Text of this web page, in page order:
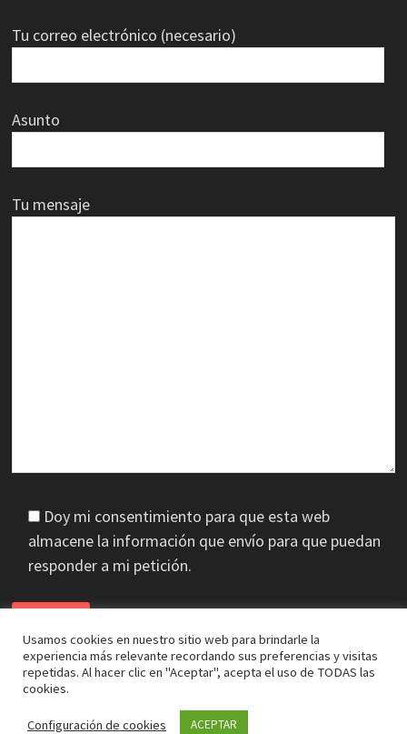
Tu correo electrónico (necesario)
Asunto
Tu mensaje
Doy mi consentimiento para que esta web
almacene la información que envío para que puedan
responder a mi petición.
J.A. Cifuentes. Funciona con
Usamos cookies en nuestro sitio web para brindarle la
experiencia más relevante recordando sus preferencias y visitas
repetidas. Al hacer clic en "Aceptar", acepta el uso de TODAS las
cookies.
Configuración de cookies ACEPTAR